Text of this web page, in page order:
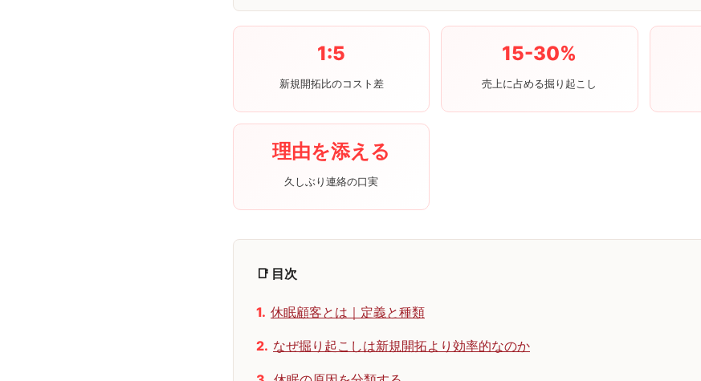
1:5
新規開拓比のコスト差
15-30%
売上に占める掘り起こし
理由を添える
久しぶり連絡の口実
📑 目次
休眠顧客とは｜定義と種類
なぜ掘り起こしは新規開拓より効率的なのか